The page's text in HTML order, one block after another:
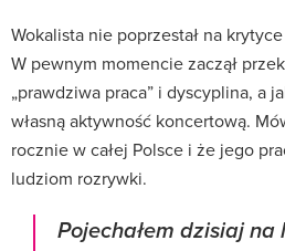
Wokalista nie poprzestał na
W pewnym momencie zaczął
„prawdziwa praca” i dyscyplina, a
własną aktywność koncertową.
rocznie w całej Polsce i że jego
ludziom rozrywki.
Pojechałem dzisiaj na